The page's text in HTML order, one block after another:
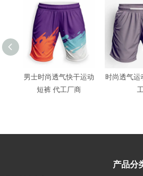
男士时尚透气快干运动
短裤 代工厂商
时尚透气运
产品分